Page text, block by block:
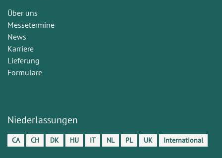
Über uns
Messetermine
News
Karriere
Lieferung
Formulare
Niederlassungen
CA CH DK HU IT NL PL UK International